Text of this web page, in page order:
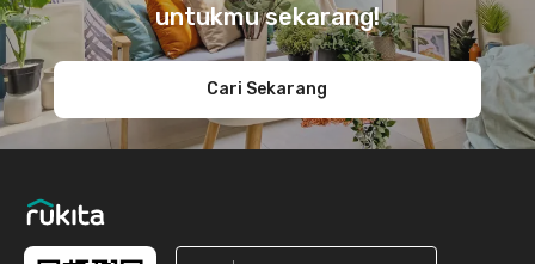
untukmu sekarang!
Cari Sekarang